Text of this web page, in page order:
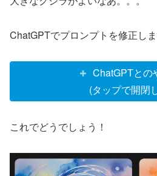
ChatGPTでプロンプトを修正しま
ChatGPTとの
(タップで開閉
これでどうでしょう！